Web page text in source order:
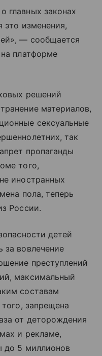
главных законах
это изменения,
— сообщается
платформе
решений
материалов,
сексуальные
так
пропаганды
того,
иностранных
пола, теперь
России.
детей
за вовлечение
преступлений
максимальный
составам
запрещена
от деторождения
и рекламе,
до 5 миллионов